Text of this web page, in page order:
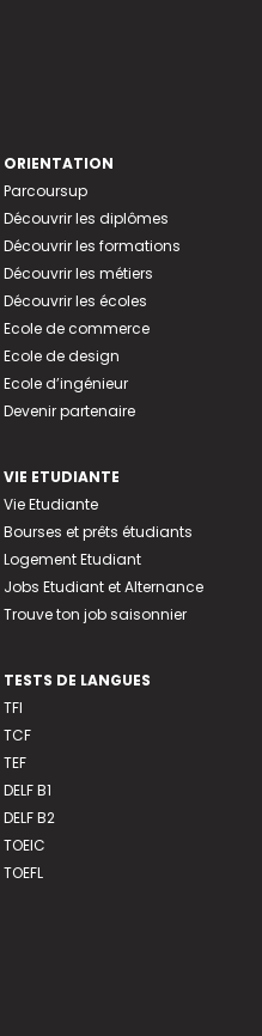
ORIENTATION
Parcoursup
Découvrir les diplômes
Découvrir les formations
Découvrir les métiers
Découvrir les écoles
Ecole de commerce
Ecole de design
Ecole d’ingénieur
Devenir partenaire
VIE ETUDIANTE
Vie Etudiante
Bourses et prêts étudiants
Logement Etudiant
Jobs Etudiant et Alternance
Trouve ton job saisonnier
TESTS DE LANGUES
TFI
TCF
TEF
DELF B1
DELF B2
TOEIC
TOEFL